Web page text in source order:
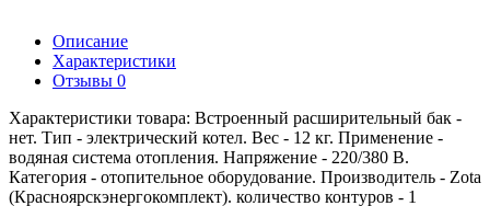
Описание
Характеристики
Отзывы 0
Характеристики товара: Встроенный расширительный бак -
нет. Тип - электрический котел. Вес - 12 кг. Применение -
водяная система отопления. Напряжение - 220/380 В.
Категория - отопительное оборудование. Производитель - Zota
(Красноярскэнергокомплект). количество контуров - 1